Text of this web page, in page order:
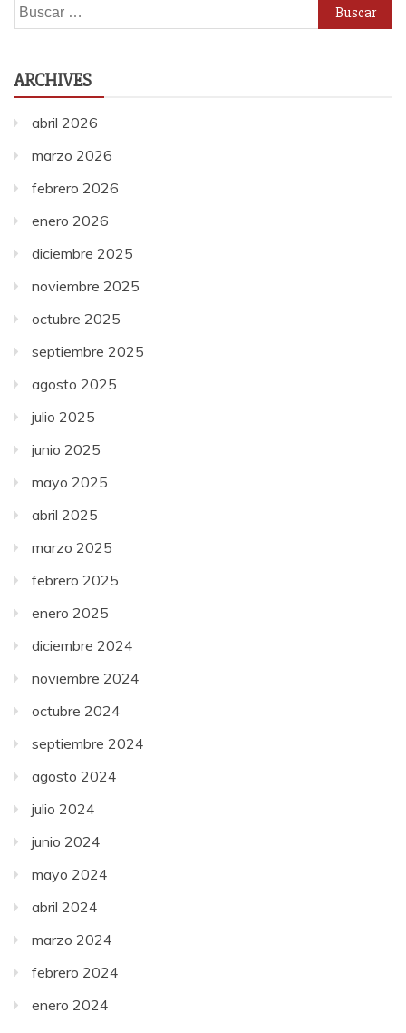
Buscar:
ARCHIVES
abril 2026
marzo 2026
febrero 2026
enero 2026
diciembre 2025
noviembre 2025
octubre 2025
septiembre 2025
agosto 2025
julio 2025
junio 2025
mayo 2025
abril 2025
marzo 2025
febrero 2025
enero 2025
diciembre 2024
noviembre 2024
octubre 2024
septiembre 2024
agosto 2024
julio 2024
junio 2024
mayo 2024
abril 2024
marzo 2024
febrero 2024
enero 2024